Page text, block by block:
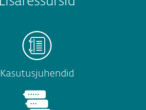
Kasutusjuhendid